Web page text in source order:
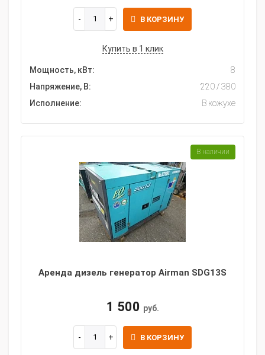
В КОРЗИНУ
Купить в 1 клик
Мощность, кВт:
8
Напряжение, В:
220 / 380
Исполнение:
В кожухе
Аренда дизель генератор Airman SDG13S
1 500 руб.
В КОРЗИНУ
В наличии